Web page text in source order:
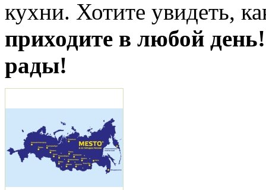
кухни. Хотите увидеть,
приходите в любой
рады!